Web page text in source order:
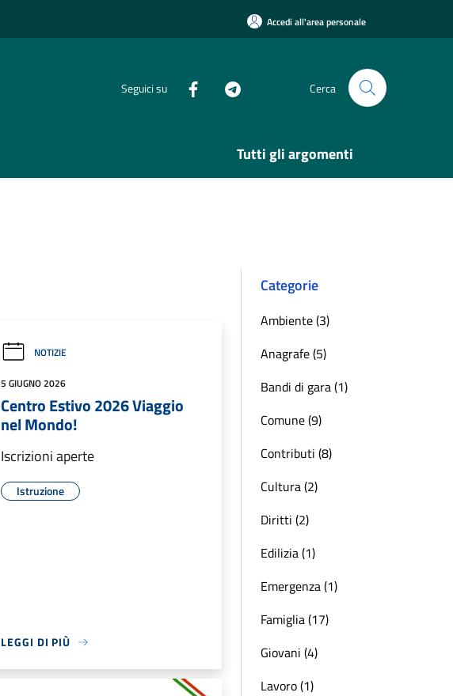
Accedi all'area personale
Seguici su Cerca
Tutti gli argomenti
NOTIZIE
5 GIUGNO 2026
Centro Estivo 2026 Viaggio
nel Mondo!
Iscrizioni aperte
Istruzione
LEGGI DI PIÙ
Categorie
Ambiente (3)
Anagrafe (5)
Bandi di gara (1)
Comune (9)
Contributi (8)
Cultura (2)
Diritti (2)
Edilizia (1)
Emergenza (1)
Famiglia (17)
Giovani (4)
Lavoro (1)